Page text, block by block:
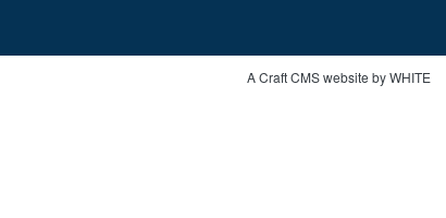
A Craft CMS website by WHITE